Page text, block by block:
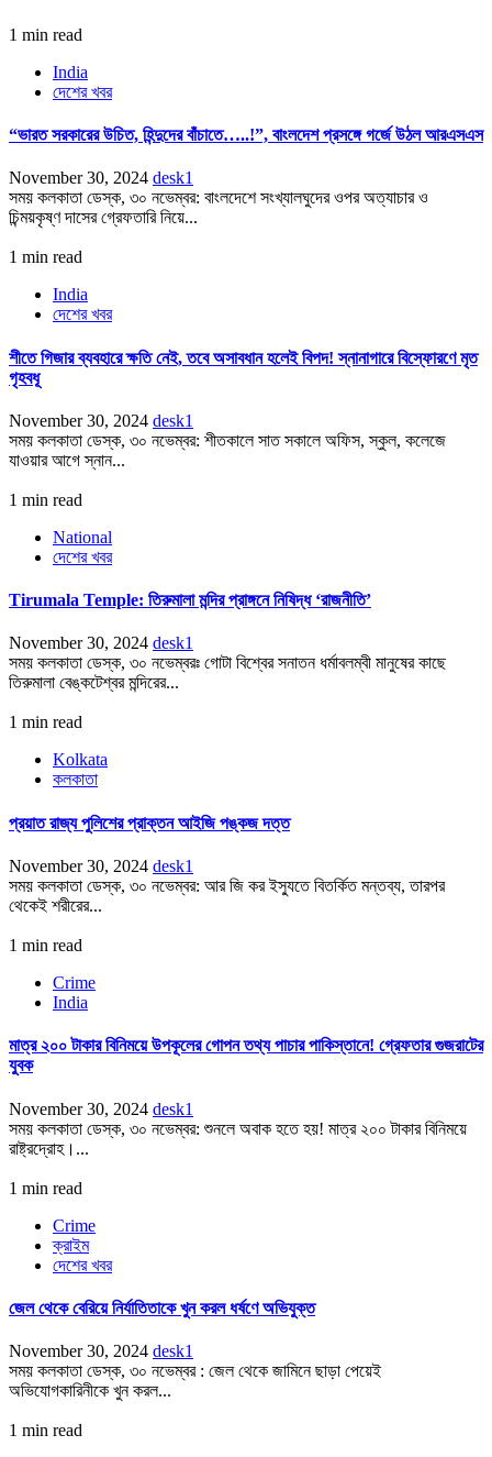
1 min read
India
দেশের খবর
“ভারত সরকারের উচিত, হিন্দুদের বাঁচাতে…..!”, বাংলদেশ প্রসঙ্গে গর্জে উঠল আরএসএস
November 30, 2024 desk1
সময় কলকাতা ডেস্ক, ৩০ নভেম্বর: বাংলদেশে সংখ্যালঘুদের ওপর অত্যাচার ও
চিন্ময়কৃষ্ণ দাসের গ্রেফতারি নিয়ে...
1 min read
India
দেশের খবর
শীতে গিজার ব্যবহারে ক্ষতি নেই, তবে অসাবধান হলেই বিপদ! স্নানাগারে বিস্ফোরণে মৃত
গৃহবধূ
November 30, 2024 desk1
সময় কলকাতা ডেস্ক, ৩০ নভেম্বর: শীতকালে সাত সকালে অফিস, স্কুল, কলেজে
যাওয়ার আগে স্নান...
1 min read
National
দেশের খবর
Tirumala Temple: তিরুমালা মন্দির প্রাঙ্গনে নিষিদ্ধ ‘রাজনীতি’
November 30, 2024 desk1
সময় কলকাতা ডেস্ক, ৩০ নভেম্বরঃ গোটা বিশ্বের সনাতন ধর্মাবলম্বী মানুষের কাছে
তিরুমালা বেঙ্কটেশ্বর মন্দিরের...
1 min read
Kolkata
কলকাতা
প্রয়াত রাজ্য পুলিশের প্রাক্তন আইজি পঙ্কজ দত্ত
November 30, 2024 desk1
সময় কলকাতা ডেস্ক, ৩০ নভেম্বর: আর জি কর ইস্যুতে বিতর্কিত মন্তব্য, তারপর
থেকেই শরীরের...
1 min read
Crime
India
মাত্র ২০০ টাকার বিনিময়ে উপকূলের গোপন তথ্য পাচার পাকিস্তানে! গ্রেফতার গুজরাটের
যুবক
November 30, 2024 desk1
সময় কলকাতা ডেস্ক, ৩০ নভেম্বর: শুনলে অবাক হতে হয়! মাত্র ২০০ টাকার বিনিময়ে
রাষ্ট্রদ্রোহ।...
1 min read
Crime
ক্রাইম
দেশের খবর
জেল থেকে বেরিয়ে নির্যাতিতাকে খুন করল ধর্ষণে অভিযুক্ত
November 30, 2024 desk1
সময় কলকাতা ডেস্ক, ৩০ নভেম্বর : জেল থেকে জামিনে ছাড়া পেয়েই
অভিযোগকারিনীকে খুন করল...
1 min read